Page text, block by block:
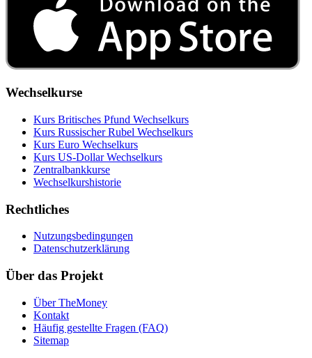
Wechselkurse
Kurs Britisches Pfund Wechselkurs
Kurs Russischer Rubel Wechselkurs
Kurs Euro Wechselkurs
Kurs US‑Dollar Wechselkurs
Zentralbankkurse
Wechselkurshistorie
Rechtliches
Nutzungsbedingungen
Datenschutzerklärung
Über das Projekt
Über TheMoney
Kontakt
Häufig gestellte Fragen (FAQ)
Sitemap